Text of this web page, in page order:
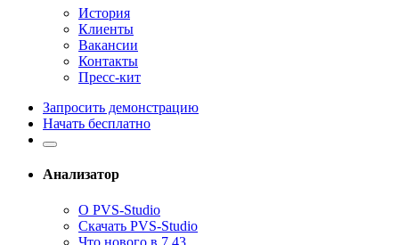
История
Клиенты
Вакансии
Контакты
Пресс-кит
Запросить демонстрацию
Начать бесплатно
Анализатор
О PVS-Studio
Скачать PVS-Studio
Что нового в 7.43